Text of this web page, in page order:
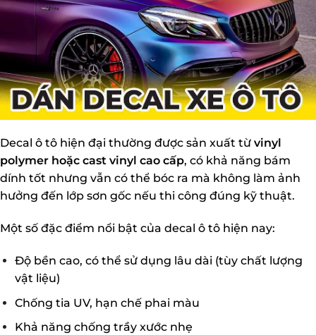
Decal ô tô hiện đại thường được sản xuất từ vinyl
polymer hoặc cast vinyl cao cấp, có khả năng bám
dính tốt nhưng vẫn có thể bóc ra mà không làm ảnh
hưởng đến lớp sơn gốc nếu thi công đúng kỹ thuật.
Một số đặc điểm nổi bật của decal ô tô hiện nay:
Độ bền cao, có thể sử dụng lâu dài (tùy chất lượng
vật liệu)
Chống tia UV, hạn chế phai màu
Khả năng chống trầy xước nhẹ